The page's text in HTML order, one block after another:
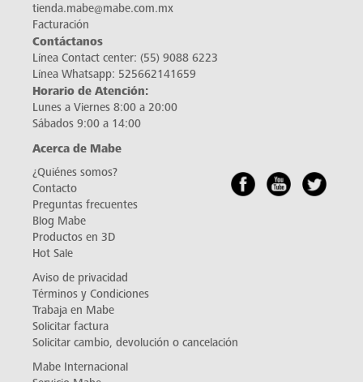
tienda.mabe@mabe.com.mx
Facturación
Contáctanos
Línea Contact center: (55) 9088 6223
Línea Whatsapp: 525662141659
Horario de Atención:
Lunes a Viernes 8:00 a 20:00
Sábados 9:00 a 14:00
Acerca de Mabe
¿Quiénes somos?
Contacto
Preguntas frecuentes
Blog Mabe
Productos en 3D
Hot Sale
Aviso de privacidad
Términos y Condiciones
Trabaja en Mabe
Solicitar factura
Solicitar cambio, devolución o cancelación
Mabe Internacional